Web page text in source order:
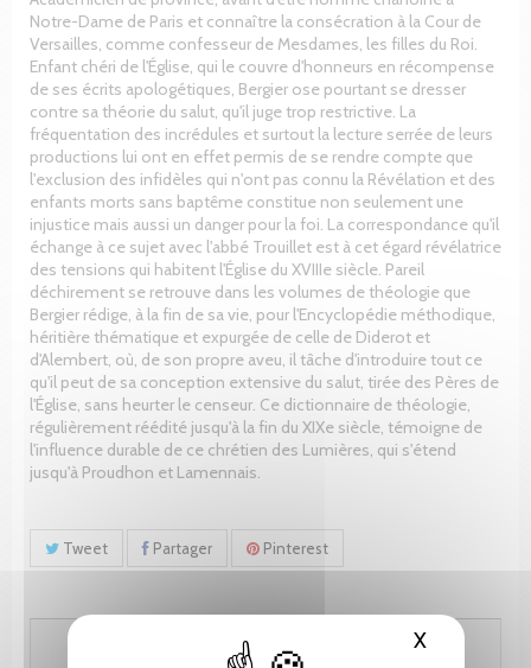
XMasquer
Notre-Dame de Paris et connaître la consécration à la Cour de
Versailles, comme confesseur de Mesdames, les filles du Roi.
Enfant chéri de l'Église, qui le couvre d'honneurs en récompense
de ses écrits apologétiques, Bergier ose pourtant se dresser
contre sa théorie du salut, qu'il juge trop restrictive. La
fréquentation des incrédules et surtout la lecture serrée de leurs
productions lui ont en effet permis de se rendre compte que
l'exclusion des infidèles qui n'ont pas connu la Révélation et des
enfants morts sans baptême constitue non seulement une
injustice mais aussi un danger pour la foi. La correspondance qu'il
échange à ce sujet avec l'abbé Trouillet est à cet égard révélatrice
des tensions qui habitent l'Église du XVIIIe siècle. Pareil
déchirement se retrouve dans les volumes de théologie que
Bergier rédige, à la fin de sa vie, pour l'Encyclopédie méthodique,
héritière thématique et expurgée de celle de Diderot et
d'Alembert, où, de son propre aveu, il tâche d'introduire tout ce
qu'il peut de sa conception extensive du salut, tirée des Pères de
l'Église, sans heurter le censeur. Ce dictionnaire de théologie,
régulièrement réédité jusqu'à la fin du XIXe siècle, témoigne de
l'influence durable de ce chrétien des Lumières, qui s'étend
jusqu'à Proudhon et Lamennais.
Tweet Partager Pinterest
97.45 CHF